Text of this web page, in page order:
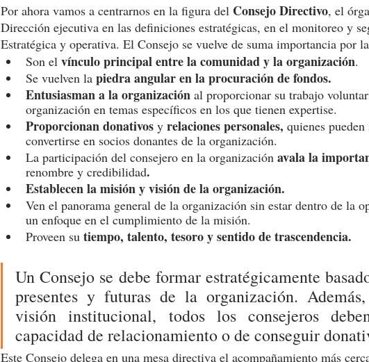
Por ahora vamos a centrarnos en la figura del Consejo Directivo, el
Dirección ejecutiva en las definiciones estratégicas, en el monitoreo y
Estratégica y operativa. El Consejo se vuelve de suma importancia por
Son el vínculo principal entre la comunidad y la organización.
Se vuelven la piedra angular en la procuración de fondos.
Entusiasman a la organización al proporcionar su trabajo
organización en temas específicos en los que tienen expertise.
Proporcionan donativos y relaciones personales, quienes
convertirse en socios donantes de la organización.
La participación del consejero en la organización avala la
renombre y credibilidad.
Establecen la misión y visión de la organización.
Ven el panorama general de la organización sin estar dentro de la
un enfoque en el cumplimiento de la misión.
Proveen su tiempo, talento, tesoro y sentido de trascendencia.
Un Consejo se debe formar estratégicamente
presentes y futuras de la organización.
visión institucional, todos los consejeros
capacidad de relacionamiento o de conseguir
Este Consejo delega en una mesa directiva el acompañamiento más